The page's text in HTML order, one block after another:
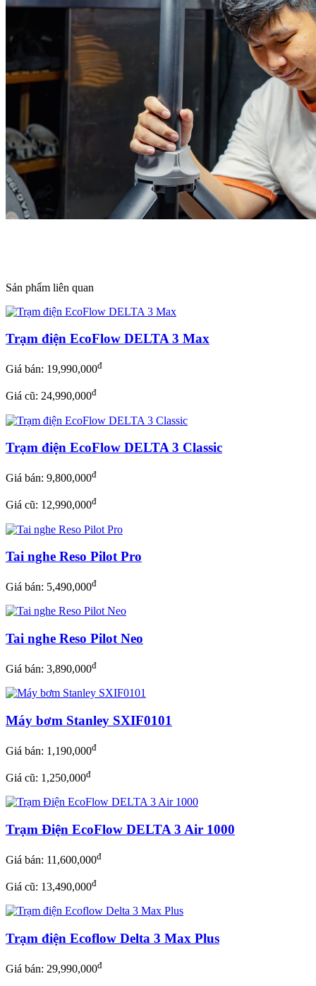
Sản phẩm liên quan
Trạm điện EcoFlow DELTA 3 Max
Giá bán: 19,990,000đ
Giá cũ: 24,990,000đ
Trạm điện EcoFlow DELTA 3 Classic
Giá bán: 9,800,000đ
Giá cũ: 12,990,000đ
Tai nghe Reso Pilot Pro
Giá bán: 5,490,000đ
Tai nghe Reso Pilot Neo
Giá bán: 3,890,000đ
Máy bơm Stanley SXIF0101
Giá bán: 1,190,000đ
Giá cũ: 1,250,000đ
Trạm Điện EcoFlow DELTA 3 Air 1000
Giá bán: 11,600,000đ
Giá cũ: 13,490,000đ
Trạm điện Ecoflow Delta 3 Max Plus
Giá bán: 29,990,000đ